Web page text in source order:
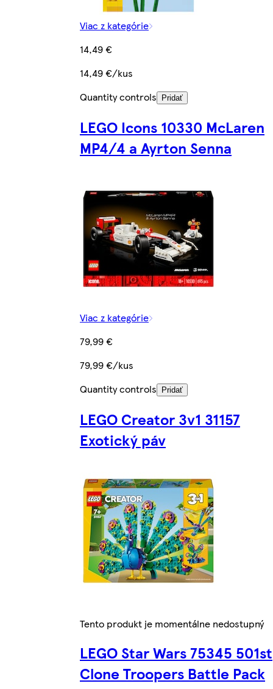
Viac z kategórie
14,49 €
14,49 €/kus
Quantity controls
Pridať
LEGO Icons 10330 McLaren
MP4/4 a Ayrton Senna
Viac z kategórie
79,99 €
79,99 €/kus
Quantity controls
Pridať
LEGO Creator 3v1 31157
Exotický páv
Tento produkt je momentálne nedostupný
LEGO Star Wars 75345 501st
Clone Troopers Battle Pack